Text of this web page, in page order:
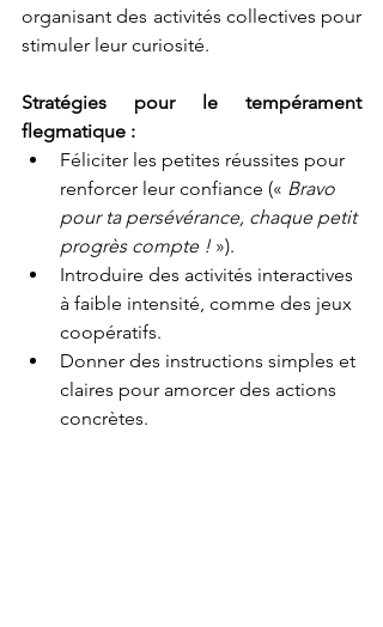
organisant des activités collectives pour
stimuler leur curiosité.
Stratégies pour le tempérament
flegmatique :
Féliciter les petites réussites pour
renforcer leur confiance (« Bravo
pour ta persévérance, chaque petit
progrès compte ! »).
Introduire des activités interactives
à faible intensité, comme des jeux
coopératifs.
Donner des instructions simples et
claires pour amorcer des actions
concrètes.